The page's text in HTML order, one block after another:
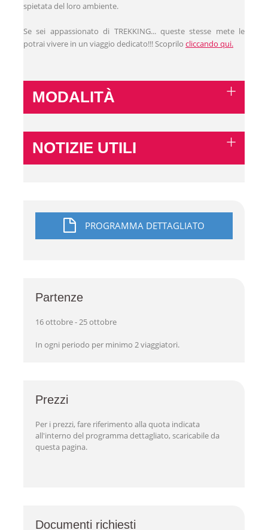
spietata del loro ambiente.
Se sei appassionato di TREKKING... queste stesse mete le
potrai vivere in un viaggio dedicato!!! Scoprilo cliccando qui.
MODALITÀ
NOTIZIE UTILI
PROGRAMMA DETTAGLIATO
Partenze
16 ottobre - 25 ottobre
In ogni periodo per minimo 2 viaggiatori.
Prezzi
Per i prezzi, fare riferimento alla quota indicata
all'interno del programma dettagliato, scaricabile da
questa pagina.
Documenti richiesti